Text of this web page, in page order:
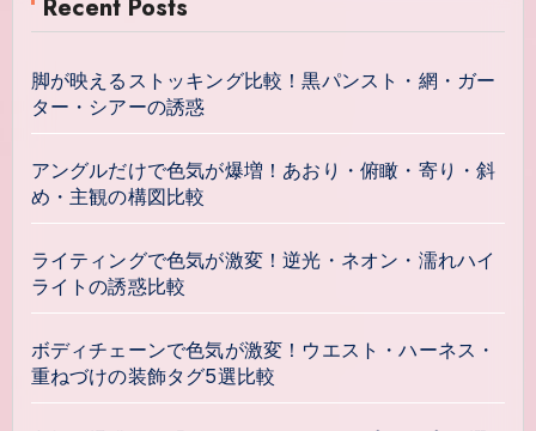
Recent Posts
脚が映えるストッキング比較！黒パンスト・網・ガー
ター・シアーの誘惑
アングルだけで色気が爆増！あおり・俯瞰・寄り・斜
め・主観の構図比較
ライティングで色気が激変！逆光・ネオン・濡れハイ
ライトの誘惑比較
ボディチェーンで色気が激変！ウエスト・ハーネス・
重ねづけの装飾タグ5選比較